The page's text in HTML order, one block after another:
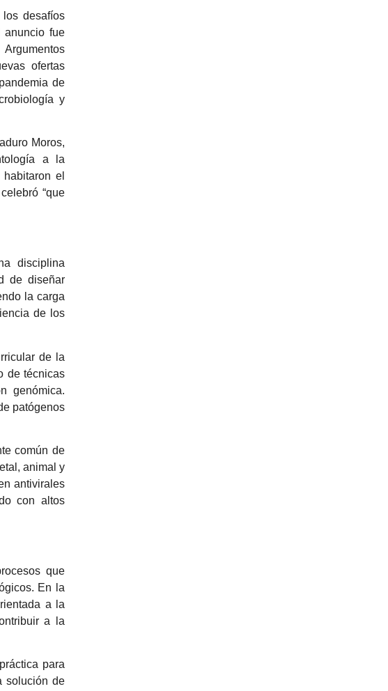
desafíos
anuncio fue
ofertas
de
y
Moros,
a la
el
“que
disciplina
de diseñar
la carga
de los
de la
de técnicas
genómica.
patógenos
común de
animal y
antivirales
con altos
que
En la
a la
a la
para
solución de